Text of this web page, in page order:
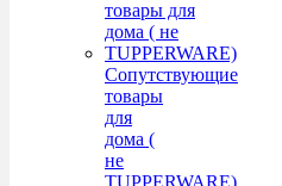
Сопутствующие
товары
для
дома (
не
TUPPERWARE)